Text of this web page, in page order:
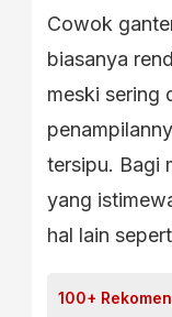
Cowok
biasanya
meski sering
tersipu. Bagi
yang
hal lain
100+